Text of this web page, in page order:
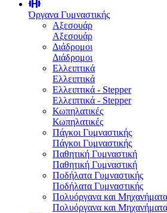
Όργανα Γυμναστικής
Αξεσουάρ
Αξεσουάρ
Διάδρομοι
Διάδρομοι
Ελλειπτικά
Ελλειπτικά
Ελλειπτικά - Stepper
Ελλειπτικά - Stepper
Κωπηλατικές
Κωπηλατικές
Πάγκοι Γυμναστικής
Πάγκοι Γυμναστικής
Παθητική Γυμναστική
Παθητική Γυμναστική
Ποδήλατα Γυμναστικής
Ποδήλατα Γυμναστικής
Πολυόργανα και
Πολυόργανα και